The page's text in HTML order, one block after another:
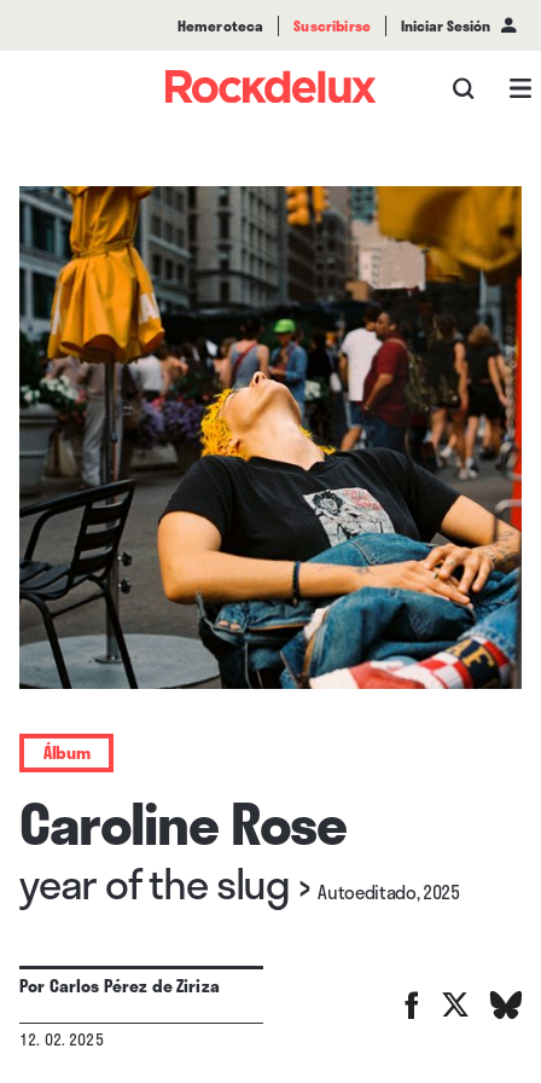
Hemeroteca Suscribirse Iniciar Sesión
Álbum
Caroline Rose
year of the slug›Autoeditado, 2025
PorCarlos Pérez de Ziriza
12. 02. 2025